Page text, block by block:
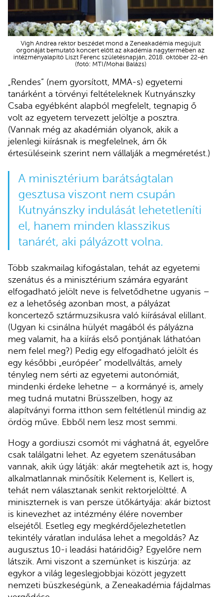
Vigh Andrea rektor beszédet mond a Zeneakadémia megújult
orgonáját bemutató koncert előtt az akadémia nagytermében az
intézményalapító Liszt Ferenc születésnapján, 2018. október 22-én
(fotó: MTI/Mohai Balázs)
„Rendes” (nem gyorsított, MMA-s) egyetemi
tanárként a törvényi feltételeknek Kutnyánszky
Csaba egyébként alapból megfelelt, tegnapig ő
volt az egyetem tervezett jelöltje a posztra.
(Vannak még az akadémián olyanok, akik a
jelenlegi kiírásnak is megfelelnek, ám ők
értesüléseink szerint nem vállalják a megméretést.)
A minisztérium barátságtalan
gesztusa viszont nem csupán
Kutnyánszky indulását lehetetleníti
el, hanem minden klasszikus
tanárét, aki pályázott volna.
Több szakmailag kifogástalan, tehát az egyetemi
szenátus és a minisztérium számára egyaránt
elfogadható jelölt neve is felvetődhetne ugyanis –
ez a lehetőség azonban most, a pályázat
koncertező sztármuzsikusra való kiírásával elillant.
(Ugyan ki csinálna hülyét magából és pályázna
meg valamit, ha a kiírás első pontjának láthatóan
nem felel meg?) Pedig egy elfogadható jelölt és
egy későbbi „európéer” modellváltás, amely
tényleg nem sérti az egyetemi autonómiát,
mindenki érdeke lehetne – a kormányé is, amely
meg tudná mutatni Brüsszelben, hogy az
alapítványi forma itthon sem feltétlenül mindig az
ördög műve. Ebből nem lesz most semmi.
Hogy a gordiuszi csomót mi vághatná át, egyelőre
csak találgatni lehet. Az egyetem szenátusában
vannak, akik úgy látják: akár megtehetik azt is, hogy
alkalmatlannak minősítik Kelement is, Kellert is,
tehát nem választanak senkit rektorjelöltté. A
miniszternek is van persze ütőkártyája: akár biztost
is kinevezhet az intézmény élére november
elsejétől. Esetleg egy megkérdőjelezhetetlen
tekintély váratlan indulása lehet a megoldás? Az
augusztus 10-i leadási határidőig? Egyelőre nem
látszik. Ami viszont a szemünket is kiszúrja: az
egykor a világ legeslegjobbjai között jegyzett
nemzeti büszkeségünk, a Zeneakadémia fájdalmas